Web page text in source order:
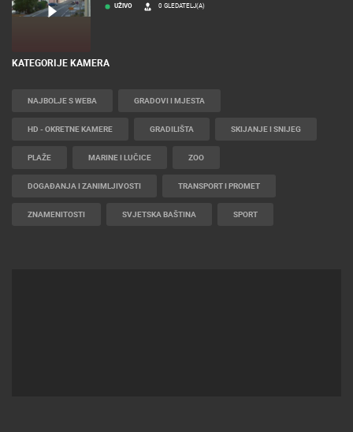
UŽIVO 0 GLEDATELJ(A)
KATEGORIJE KAMERA
NAJBOLJE S WEBA GRADOVI I MJESTA
HD - OKRETNE KAMERE GRADILIŠTA SKIJANJE I SNIJEG
PLAŽE MARINE I LUČICE ZOO
DOGAĐANJA I ZANIMLJIVOSTI TRANSPORT I PROMET
ZNAMENITOSTI SVJETSKA BAŠTINA SPORT